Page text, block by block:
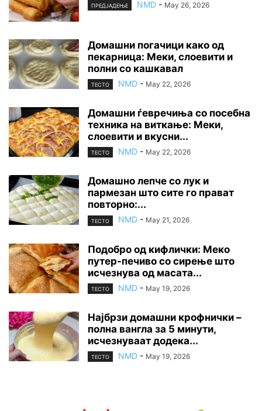
ПРЕДЈАДЕЊЕ NMD - May 26, 2026
Домашни погачици како од
пекарница: Меки, слоевити и
полни со кашкавал
ТЕСТО NMD - May 22, 2026
Домашни ѓевречиња со посебна
техника на виткање: Меки,
слоевити и вкусни...
ТЕСТО NMD - May 22, 2026
Домашно лепче со лук и
пармезан што сите го прават
повторно:...
ТЕСТО NMD - May 21, 2026
Подобро од кифлички: Меко
путер-печиво со сирење што
исчезнува од масата...
ТЕСТО NMD - May 19, 2026
Најбрзи домашни крофнички –
полна вангла за 5 минути,
исчезнуваат додека...
ТЕСТО NMD - May 19, 2026